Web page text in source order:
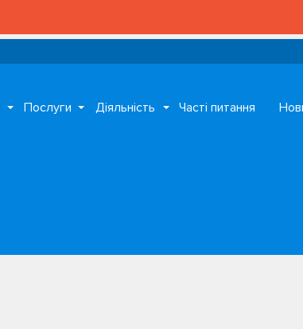
Послуги Діяльність Часті питання